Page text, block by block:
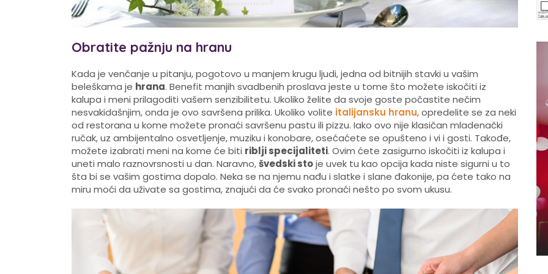
Obratite pažnju na hranu
Kada je venčanje u pitanju, pogotovo u manjem krugu ljudi, jedna od bitnijih stavki u vašim
beleškama je hrana. Benefit manjih svadbenih proslava jeste u tome što možete iskočiti iz
kalupa i meni prilagoditi vašem senzibilitetu. Ukoliko želite da svoje goste počastite nečim
nesvakidašnjim, onda je ovo savršena prilika. Ukoliko volite italijansku hranu, opredelite se za neki
od restorana u kome možete pronaći savršenu pastu ili pizzu. Iako ovo nije klasičan mladenački
ručak, uz ambijentalno osvetljenje, muziku i konobare, osećaćete se opušteno i vi i gosti. Takođe,
možete izabrati meni na kome će biti riblji specijaliteti. Ovim ćete zasigurno iskočiti iz kalupa i
uneti malo raznovrsnosti u dan. Naravno,švedski stoje uvek tu kao opcija kada niste sigurni u to
šta bi se vašim gostima dopalo. Neka se na njemu nađu i slatke i slane đakonije, pa ćete tako na
miru moći da uživate sa gostima, znajući da će svako pronaći nešto po svom ukusu.